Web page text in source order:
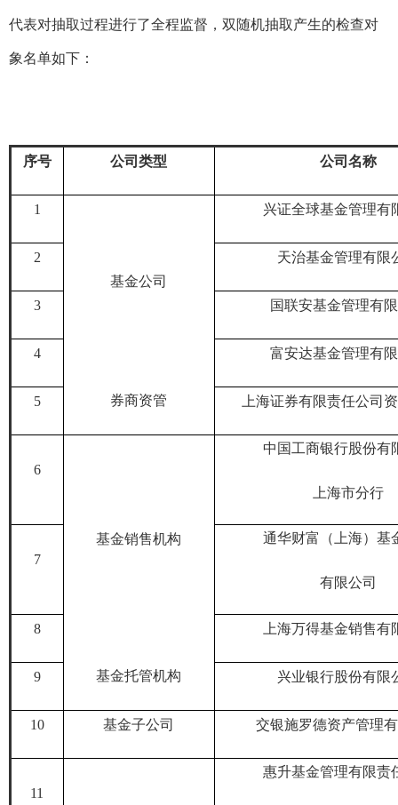
代表对抽取过程进行了全程监督，双随机抽取产生的检查对
象名单如下：
序号 公司类型 公司 名称
1
基金公司
兴证全球基金管理有
2 天治基金管理有限
3 国联安基金管理有
4 富安达基金管理有
5 券商资管 上海证券有限责任公司
6
基金销售机构
中国工商银行股份有
上海市分行
7
通华财富（上海）基
有限公司
8 上海万得基金销售有
9 基金托管机构 兴业银行股份有限
10 基金子公司 交银施罗德资产管理
11
惠升基金管理有限责